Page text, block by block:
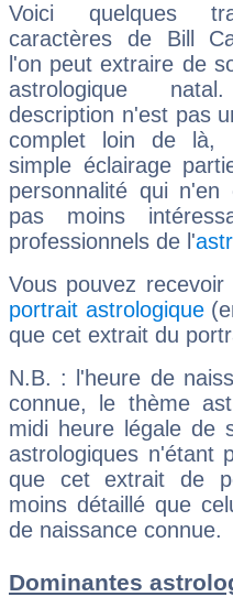
Voici quelques
caractères de Bill
l'on peut extraire de
astrologique
description n'est pas
complet loin de là,
simple éclairage
personnalité qui n'en
pas moins
professionnels de l'
Vous pouvez
portrait astrologique
que cet extrait du
N.B. : l'heure de
connue, le thème
midi heure légale de
astrologiques n'étant
que cet extrait de
moins détaillé que
de naissance connue.
Dominantes